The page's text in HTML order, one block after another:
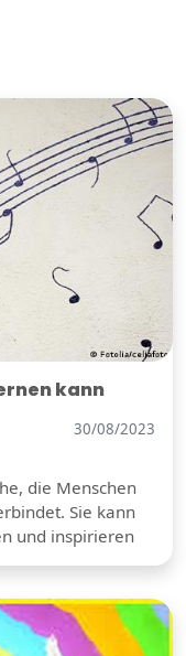
kann
30/08/2023
die Menschen
Sie kann
und inspirieren